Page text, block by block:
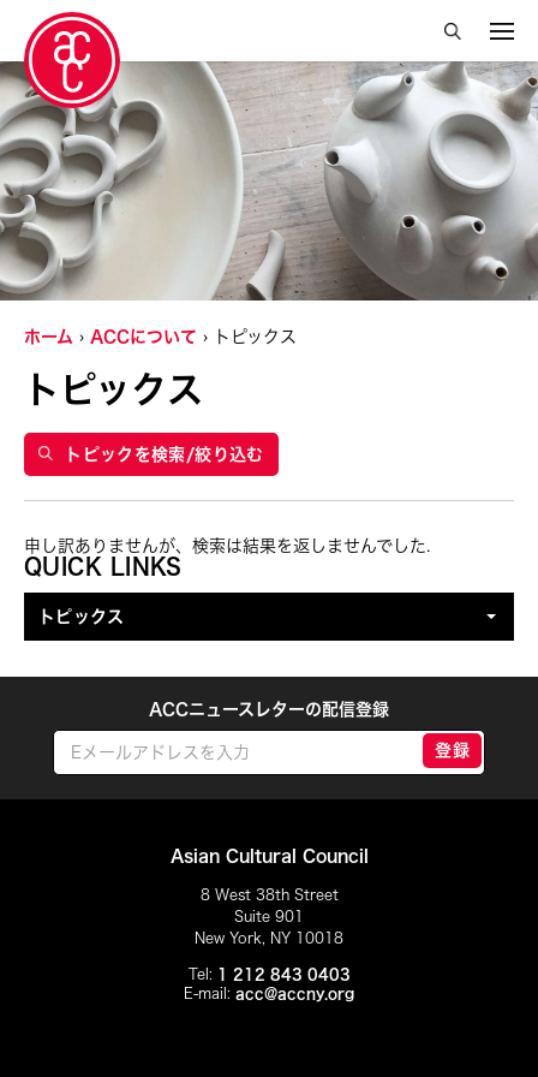
絞り込み検索を閉じる
グランティ
Abby Robinson
Charles Reinhart
Crossing Borders Music
Elise Thoron
Shuji Takashina
トピックを絞り込む
QUICK LINKS
トピックス
ホーム ACCについて トピックス
トピックス
トピックを検索/絞り込む
申し訳ありませんが、検索は結果を返しませんでした.
ACCニュースレターの配信登録
登録
Asian Cultural Council
8 West 38th Street
Suite 901
New York, NY 10018
Tel: 1 212 843 0403
E-mail: acc@accny.org